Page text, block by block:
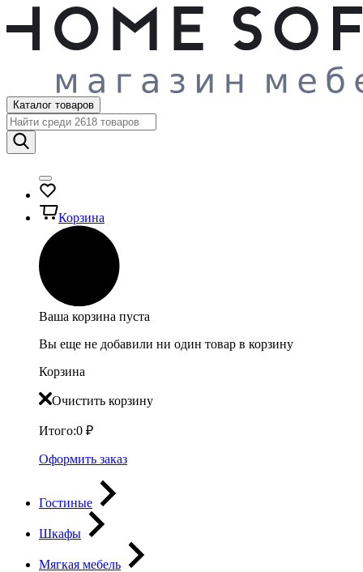
Каталог товаров
Корзина
Ваша корзина пуста
Вы еще не добавили ни один товар в корзину
Корзина
Очистить корзину
Итого:0 ₽
Оформить заказ
Гостиные
Шкафы
Мягкая мебель